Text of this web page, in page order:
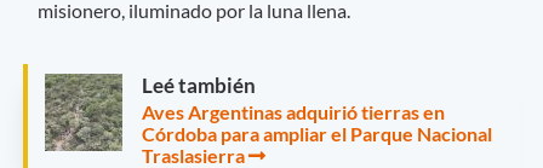
misionero, iluminado por la luna llena.
Leé también
Aves Argentinas adquirió tierras en
Córdoba para ampliar el Parque Nacional
Traslasierra